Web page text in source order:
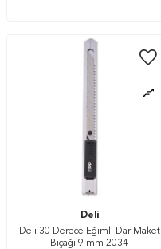
Deli
Deli 30 Derece Eğimli Dar Maket
Bıçağı 9 mm 2034